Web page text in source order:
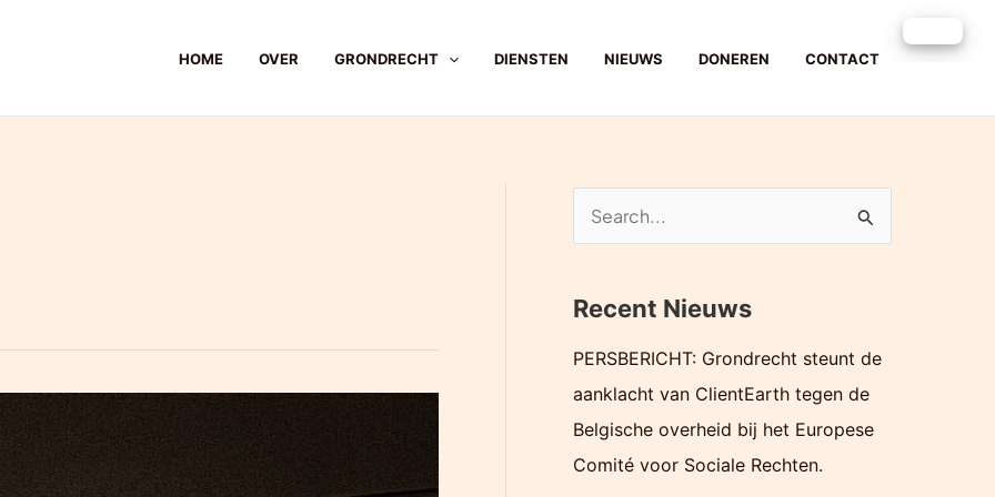
HOME OVER GRONDRECHT DIENSTEN NIEUWS DONEREN CONTACT
o
k
e
n
a
Recent Nieuws
PERSBERICHT: Grondrecht steunt de
aanklacht van ClientEarth tegen de
Belgische overheid bij het Europese
Comité voor Sociale Rechten.